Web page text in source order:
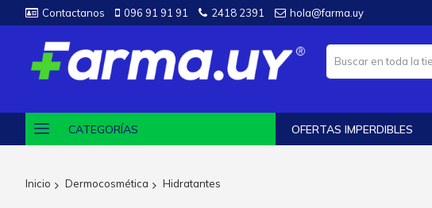
Contactanos 096 91 91 91 2418 2391 hola@farma.uy
CATEGORÍAS OFERTAS IMPERDIBLES
Inicio Dermocosmética Hidratantes